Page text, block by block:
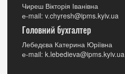
Чиреш Вікторія Іванівна
е-mail: v.chyresh@ipms.kyiv.ua
Головний бухгалтер
Лебедєва Катерина Юріївна
е-mail: k.lebedieva@ipms.kyiv.ua